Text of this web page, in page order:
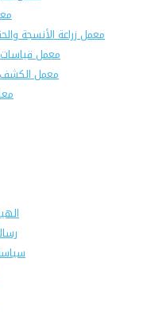
معمل زراعة الأنسجة
معمل قياسات
معمل الكشف